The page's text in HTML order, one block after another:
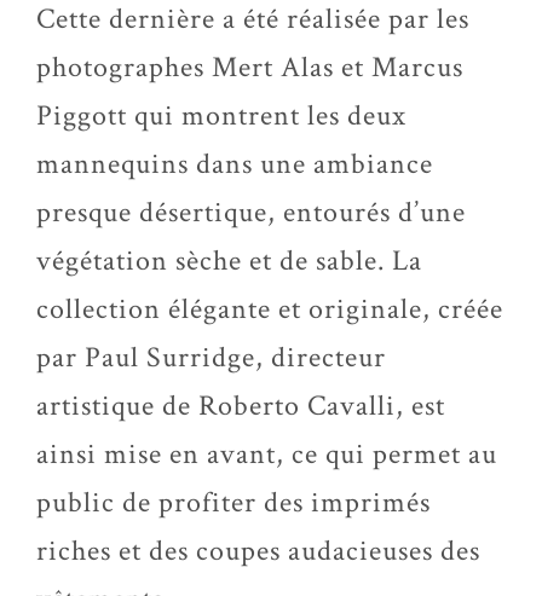
Cette dernière a été réalisée par les
photographes Mert Alas et Marcus
Piggott qui montrent les deux
mannequins dans une ambiance
presque désertique, entourés d’une
végétation sèche et de sable. La
collection élégante et originale, créée
par Paul Surridge, directeur
artistique de Roberto Cavalli, est
ainsi mise en avant, ce qui permet au
public de profiter des imprimés
riches et des coupes audacieuses des